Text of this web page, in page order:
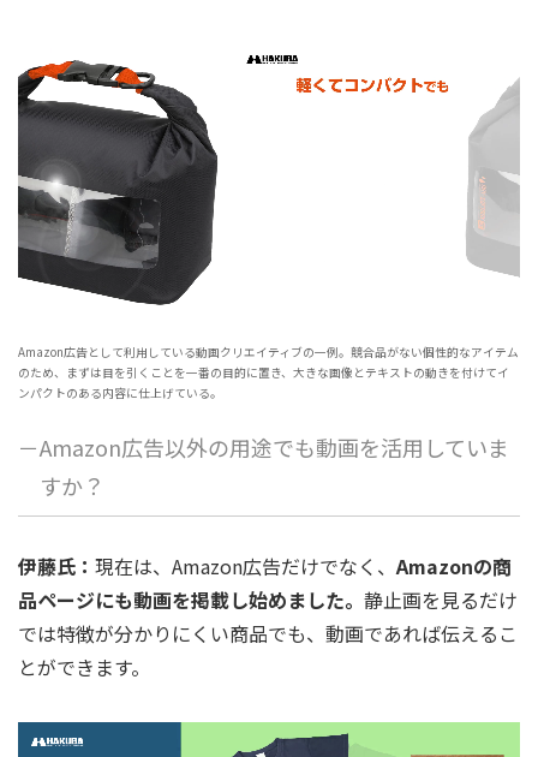
Amazon広告として利用している動画クリエイティブの一例。競合品がない個性的なアイテム
のため、まずは目を引くことを一番の目的に置き、大きな画像とテキストの動きを付けてイ
ンパクトのある内容に仕上げている。
－Amazon広告以外の用途でも動画を活用していま
すか？
伊藤氏： 現在は、Amazon広告だけでなく、 Amazonの商
品ページにも動画を掲載し始めました。 静止画を見るだけ
では特徴が分かりにくい商品でも、動画であれば伝えるこ
とができます。